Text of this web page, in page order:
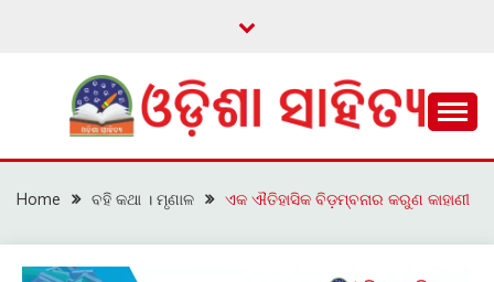
ଓଡ଼ିଶା ସାହିତ୍ୟ
Home ବହି କଥା । ମୃଣାଳ ଏକ ଐତିହାସିକ ବିଡ଼ମ୍ବନାର କରୁଣ କାହାଣୀ